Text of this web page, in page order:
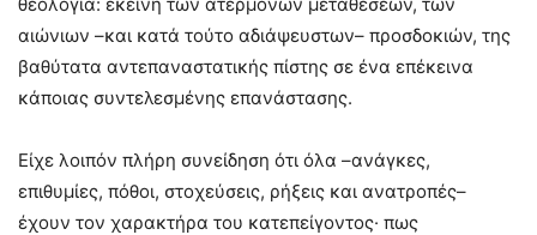
αιώνιων –και κατά τούτο αδιάψευστων– προσδοκιών, της
βαθύτατα αντεπαναστατικής πίστης σε ένα επέκεινα
κάποιας συντελεσμένης επανάστασης.
Είχε λοιπόν πλήρη συνείδηση ότι όλα –ανάγκες,
επιθυμίες, πόθοι, στοχεύσεις, ρήξεις και ανατροπές–
έχουν τον χαρακτήρα του κατεπείγοντος· πως